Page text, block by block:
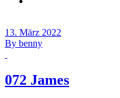
13. März 2022
By benny
072 James